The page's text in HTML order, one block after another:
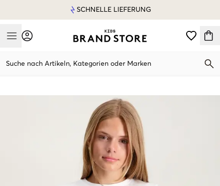
SCHNELLE LIEFERUNG
Mobile Menu
Suche nach Artikeln, Kategorien oder Marken